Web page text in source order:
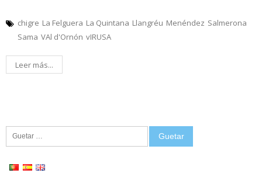
chigre La Felguera La Quintana Llangréu Menéndez Salmerona
Sama VAl d'Ornón vIRUSA
Leer más...
Guetar: